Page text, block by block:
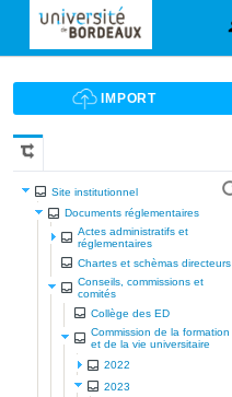
Site institutionnel
Documents réglementaires
Actes administratifs et
réglementaires
Chartes et schèmas directeurs
Conseils, commissions et
comités
Collège des ED
Commission de la formation
et de la vie universitaire
2022
2023